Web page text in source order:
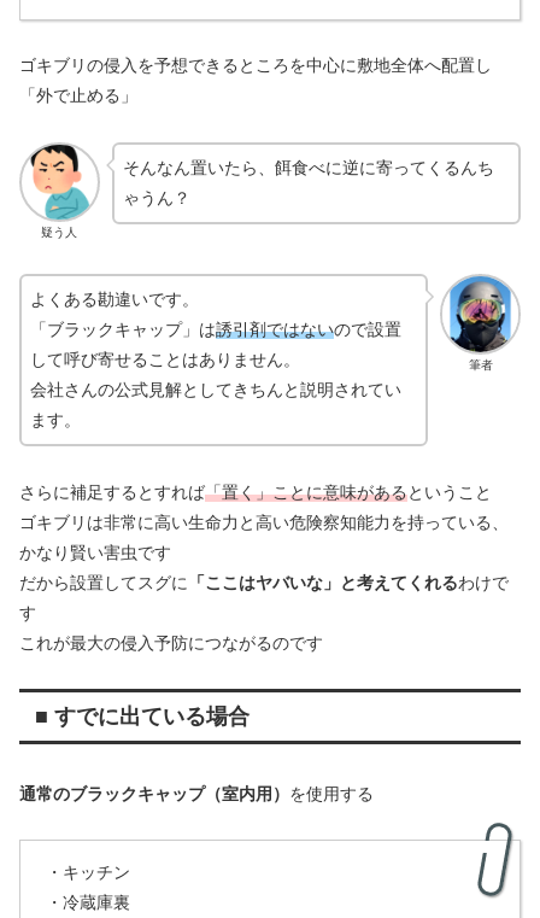
ゴキブリの侵入を予想できるところを中心に敷地全体へ配置し
「外で止める」
疑う人
そんなん置いたら、餌食べに逆に寄ってくるんち
ゃうん？
筆者
よくある勘違いです。
「ブラックキャップ」は誘引剤ではないので設置
して呼び寄せることはありません。
会社さんの公式見解としてきちんと説明されてい
ます。
さらに補足するとすれば「置く」ことに意味があるということ
ゴキブリは非常に高い生命力と高い危険察知能力を持っている、
かなり賢い害虫です
だから設置してスグに
「ここはヤバいな」と考えてくれるわけで
す
これが最大の侵入予防につながるのです
■ すでに出ている場合
通常のブラックキャップ（室内用） を使用する
・キッチン
・冷蔵庫裏